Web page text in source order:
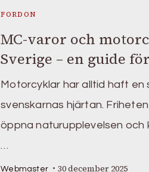
FORDON
MC-varor och
Sverige – en guide
Motorcyklar har alltid haft en
svenskarnas hjärtan.
öppna naturupplevelsen och
…
Webmaster 30 december 2025